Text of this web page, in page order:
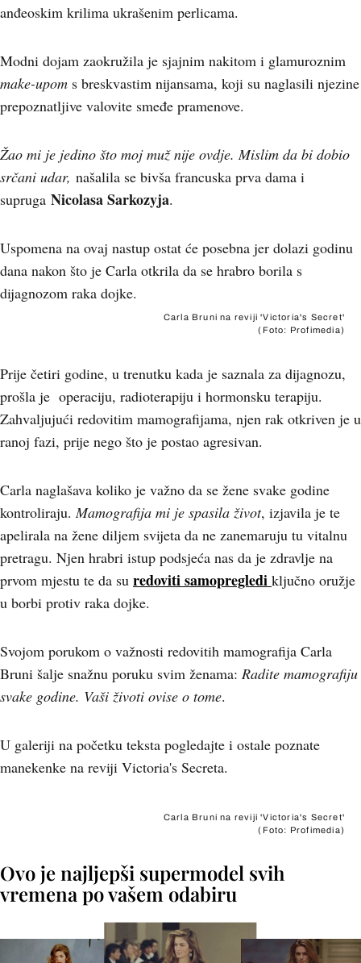
anđeoskim krilima ukrašenim perlicama.
Modni dojam zaokružila je sjajnim nakitom i glamuroznim
make-upom s breskvastim nijansama, koji su naglasili njezine
prepoznatljive valovite smeđe pramenove.
Žao mi je jedino što moj muž nije ovdje. Mislim da bi dobio
srčani udar, našalila se bivša francuska prva dama i
supruga Nicolasa Sarkozyja.
Uspomena na ovaj nastup ostat će posebna jer dolazi godinu
dana nakon što je Carla otkrila da se hrabro borila s
dijagnozom raka dojke.
Carla Bruni na reviji 'Victoria's Secret'
(Foto: Profimedia)
Prije četiri godine, u trenutku kada je saznala za dijagnozu,
prošla je operaciju, radioterapiju i hormonsku terapiju.
Zahvaljujući redovitim mamografijama, njen rak otkriven je u
ranoj fazi, prije nego što je postao agresivan.
Carla naglašava koliko je važno da se žene svake godine
kontroliraju.Mamografija mi je spasila život, izjavila je te
apelirala na žene diljem svijeta da ne zanemaruju tu vitalnu
pretragu. Njen hrabri istup podsjeća nas da je zdravlje na
prvom mjestu te da su redoviti samopregledi ključno oružje
u borbi protiv raka dojke.
Svojom porukom o važnosti redovitih mamografija Carla
Bruni šalje snažnu poruku svim ženama: Radite mamografiju
svake godine. Vaši životi ovise o tome.
U galeriji na početku teksta pogledajte i ostale poznate
manekenke na reviji Victoria's Secreta.
Carla Bruni na reviji 'Victoria's Secret'
(Foto: Profimedia)
Ovo je najljepši supermodel svih
vremena po vašem odabiru